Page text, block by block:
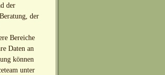
der
der
Bereiche
Daten an
können
unter